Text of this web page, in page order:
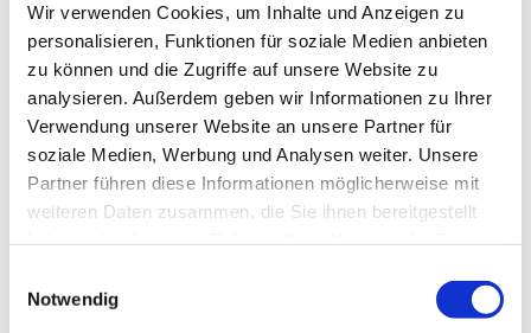
Wir verwenden Cookies, um Inhalte und Anzeigen zu
personalisieren, Funktionen für soziale Medien anbieten
zu können und die Zugriffe auf unsere Website zu
analysieren. Außerdem geben wir Informationen zu Ihrer
Verwendung unserer Website an unsere Partner für
soziale Medien, Werbung und Analysen weiter. Unsere
Partner führen diese Informationen möglicherweise mit
weiteren Daten zusammen, die Sie ihnen bereitgestellt
Notwendig
Mediensucht
Medien in der Familie
YouTube
Jugendinformation
WhatsApp in der Jugendarbeit
Schulische ipads
Smarte Regeln
Influencer
Instagram
#future_fabric
Anfahrt
Datenschutz
Barrierefreiheit